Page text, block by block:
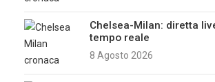
Chelsea-Milan: diretta
tempo reale
8 Agosto 2026